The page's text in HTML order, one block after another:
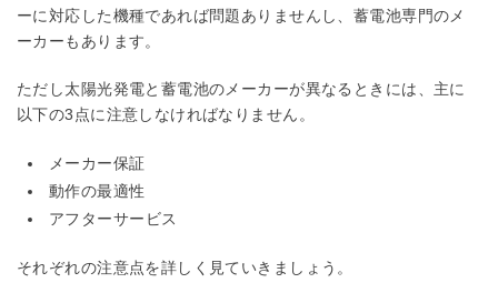
ーに対応した機種であれば問題ありませんし、蓄電池専門のメ
ーカーもあります。
ただし太陽光発電と蓄電池のメーカーが異なるときには、主に
以下の3点に注意しなければなりません。
メーカー保証
動作の最適性
アフターサービス
それぞれの注意点を詳しく見ていきましょう。